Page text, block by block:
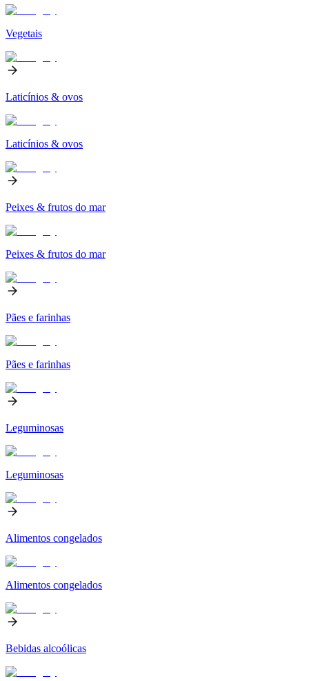
Vegetais
Laticínios & ovos
Laticínios & ovos
Peixes & frutos do mar
Peixes & frutos do mar
Pães e farinhas
Pães e farinhas
Leguminosas
Leguminosas
Alimentos congelados
Alimentos congelados
Bebidas alcoólicas